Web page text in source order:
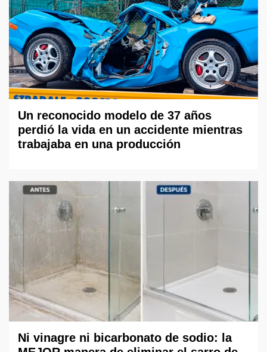
Un reconocido modelo de 37 años
perdió la vida en un accidente mientras
trabajaba en una producción
Ni vinagre ni bicarbonato de sodio: la